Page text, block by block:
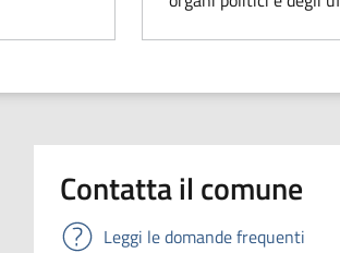
Contatta il comune
Leggi le domande frequenti